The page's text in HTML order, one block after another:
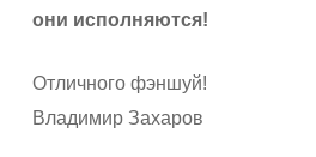
они исполняются!
Отличного фэншуй!
Владимир Захаров